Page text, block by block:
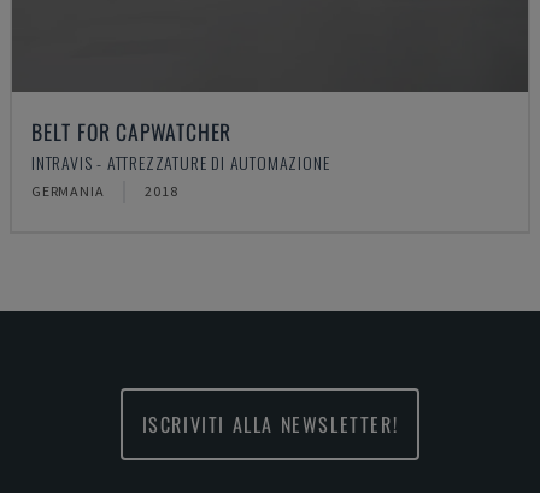
BELT FOR CAPWATCHER
INTRAVIS - ATTREZZATURE DI AUTOMAZIONE
GERMANIA 2018
ISCRIVITI ALLA NEWSLETTER!